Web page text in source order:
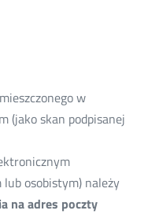
w
(jako skan podpisanej
osobistym) należy
na adres poczty